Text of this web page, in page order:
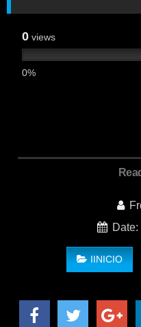
0 views
0%
Jahir & Billete un nuevo
latinos vergones se
IINICIO